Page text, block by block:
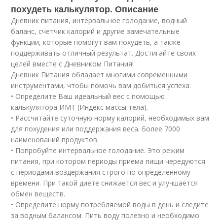
похудеть калькулятор. Описание
Дневник питания, интервальное голодание, водный
баланс, счетчик калорий и другие замечательные
функции, которые помогут вам похудеть, а также
поддерживать отличный результат. Достигайте своих
целей вместе с Дневником Питания!
Дневник Питания обладает многими современными
инструментами, чтобы помочь вам добиться успеха:
• Определите Ваш идеальный вес с помощью
калькулятора ИМТ (Индекс массы тела).
• Рассчитайте суточную норму калорий, необходимых вам
для похудения или поддержания веса. Более 7000
наименований продуктов.
• Попробуйте интервальное голодание. Это режим
питания, при котором периоды приема пищи чередуются
с периодами воздержания строго по определенному
времени. При такой диете снижается вес и улучшается
обмен веществ.
• Определите норму потребляемой воды в день и следите
за водным балансом. Пить воду полезно и необходимо